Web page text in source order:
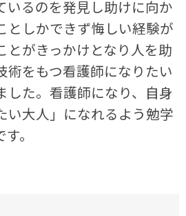
いるのを発見し助けに向か
としかできず悔しい経験が
とがきっかけとなり人を助
術をもつ看護師になりたい
した。看護師になり、自身
い大人」になれるよう勉学
。